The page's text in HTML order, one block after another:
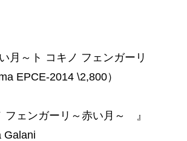
月～ト コキノ フェンガーリ
EPCE-2014 \2,800）
フェンガーリ～赤い月～ 』